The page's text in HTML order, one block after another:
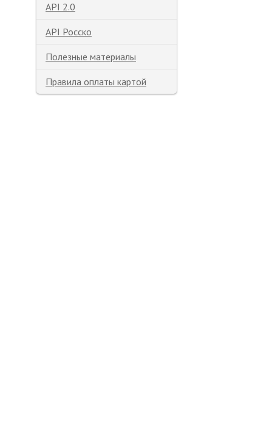
API 2.0
API Росско
Полезные материалы
Правила оплаты картой